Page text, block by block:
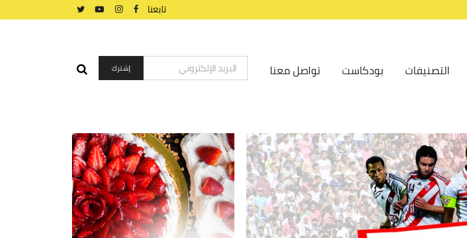
تابعنا
التصنيفات بودكاست تواصل معنا